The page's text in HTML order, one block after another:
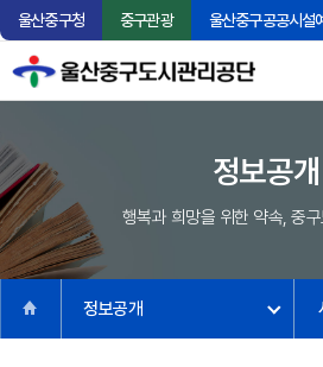
울산중구청 중구관광 울산중구공공시설
정보공개
행복과 희망을 위한 약속, 중
정보공개